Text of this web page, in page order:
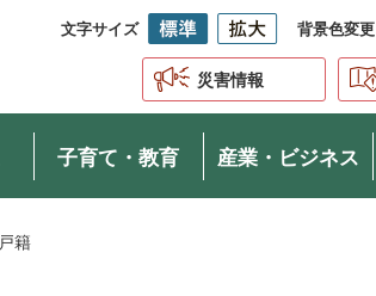
文字サイズ 背景色変更
災害情報
子育て・教育 産業・ビジネス
戸籍